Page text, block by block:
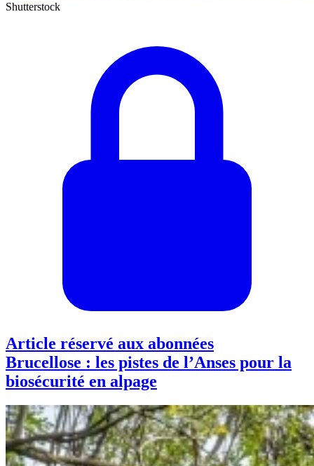
Shutterstock
Article réservé aux abonnées
Brucellose : les pistes de l’Anses pour la
biosécurité en alpage